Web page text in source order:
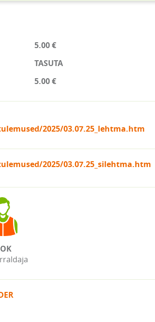
5.00 €
TASUTA
5.00 €
2025/03.07.25_lehtma.htm
2025/03.07.25_silehtma.htm